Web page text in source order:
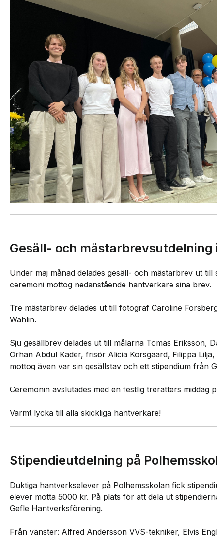
Gesäll- och mästarbrevsutdelning
Under maj månad delades gesäll- och mästarbrev ut
ceremoni mottog nedanstående hantverkare sina brev.
Tre mästarbrev delades ut till fotograf Caroline
Wahlin.
Sju gesällbrev delades ut till målarna Tomas Eriksson,
Orhan Abdul Kader, frisör Alicia Korsgaard, Filippa
mottog även var sin gesällstav och ett stipendium från
Ceremonin avslutades med en festlig trerätters middag
Varmt lycka till alla skickliga hantverkare!
Stipendieutdelning på
Duktiga hantverkselever på Polhemsskolan fick
elever motta 5000 kr. På plats för att dela ut
Gefle Hantverksförening.
Från vänster: Alfred Andersson VVS-tekniker, Elvis